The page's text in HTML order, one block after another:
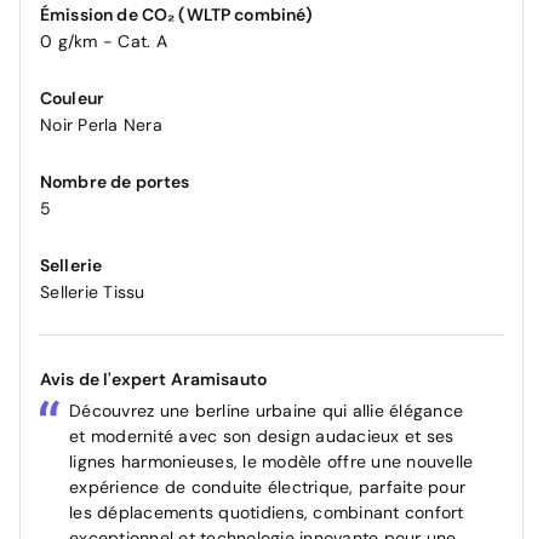
Émission de CO₂ (WLTP combiné)
0 g/km - Cat. A
Couleur
Noir Perla Nera
Nombre de portes
5
Sellerie
Sellerie Tissu
Avis de l'expert Aramisauto
Découvrez une berline urbaine qui allie élégance
et modernité avec son design audacieux et ses
lignes harmonieuses, le modèle offre une nouvelle
expérience de conduite électrique, parfaite pour
les déplacements quotidiens, combinant confort